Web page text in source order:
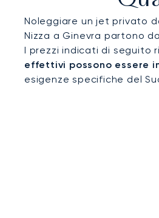
Noleggiare un jet privato
Nizza a Ginevra partono
I prezzi indicati di seguito
effettivi possono essere
esigenze specifiche del